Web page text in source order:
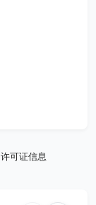
许可证信息